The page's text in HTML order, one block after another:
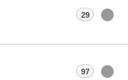
29
97